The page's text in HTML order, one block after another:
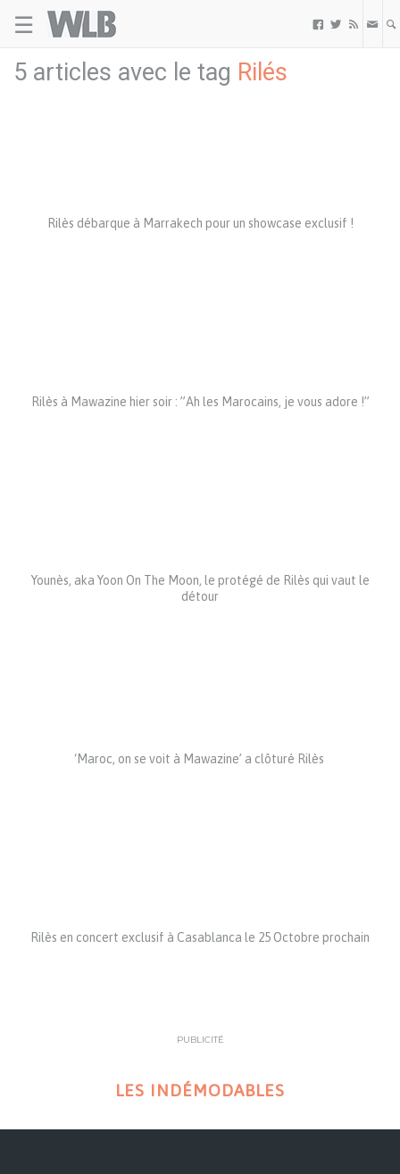
☰   
5 articles avec le tag Rilés
Rilès débarque à Marrakech pour un showcase exclusif !
Rilès à Mawazine hier soir : ”Ah les Marocains, je vous adore !”
Younès, aka Yoon On The Moon, le protégé de Rilès qui vaut le
détour
‘Maroc, on se voit à Mawazine’ a clôturé Rilès
Rilès en concert exclusif à Casablanca le 25 Octobre prochain
PUBLICITÉ
LES INDÉMODABLES